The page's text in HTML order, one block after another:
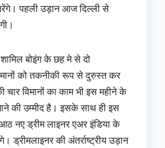
पहली उड़ान आज दिल्ली से
बोइंग के छह मे से दो
को तकनीकी रूप से दुरुस्त कर
चार विमानों का काम भी इस महीने के
की उम्मीद है। इसके साथ ही इस
नए ड्रीम लाइनर एअर इंडिया के
ड्रीमलाइनर की अंतर्राष्ट्रीय उड़ान